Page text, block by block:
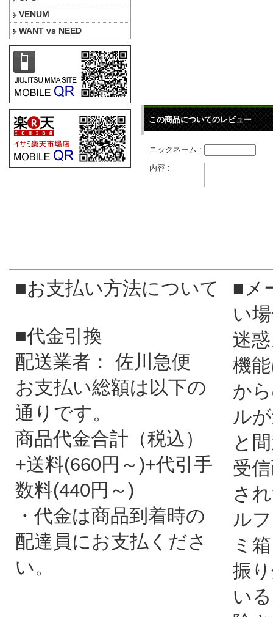
VENUM
WANT vs NEED
この商品についてのレビュー
ニックネーム :
内容 :
■お支払い方法について
■代金引換
配送業者： 佐川急便
お支払い総額は以下の
通りです。
商品代金合計（税込）
+送料(660円～)+代引手
数料(440円～)
・代金は商品到着時の
配達員にお支払くださ
い。
■メ
い
迷
機
か
ル
と
受
さ
ル
ミ
振
い